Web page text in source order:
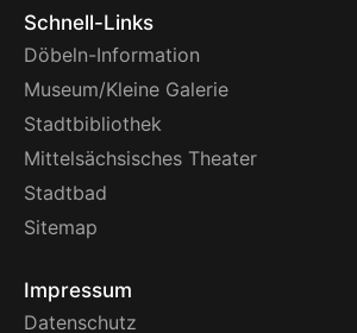
Schnell-Links
Döbeln-Information
Museum/Kleine Galerie
Stadtbibliothek
Mittelsächsisches Theater
Stadtbad
Sitemap
Impressum
Datenschutz